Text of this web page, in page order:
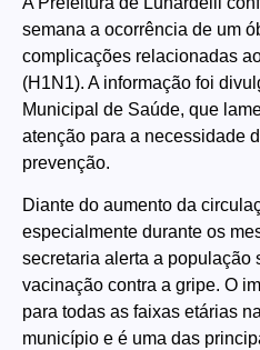
semana a ocorrência de um
complicações relacionadas
(H1N1). A informação foi
Municipal de Saúde, que
atenção para a necessidade
prevenção.
Diante do aumento da
especialmente durante os
secretaria alerta a população
vacinação contra a gripe. O
para todas as faixas etárias
município e é uma das